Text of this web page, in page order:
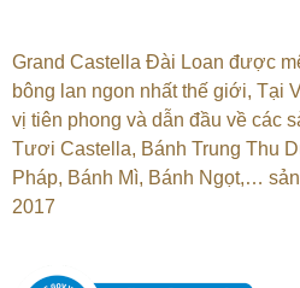
Grand Castella Đài Loan được
bông lan ngon nhất thế giới, Tại
vị tiên phong và dẫn đầu về các
Tươi Castella, Bánh Trung Thu
Pháp, Bánh Mì, Bánh Ngọt,…
2017